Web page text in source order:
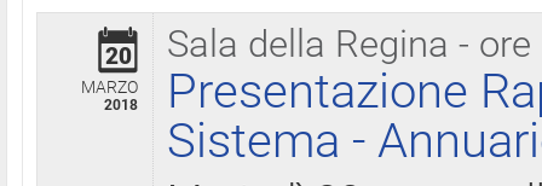
Sala della Regina - ore
20
MARZO
2018
Presentazione
Sistema -